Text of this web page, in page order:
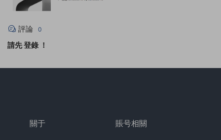
評論 0
請先登錄 ！
關于 賬号相關